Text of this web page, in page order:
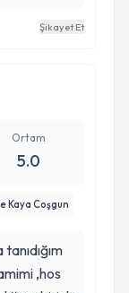
Şikayet Et
Ortam
5.0
Kaya Coşgun
,hos